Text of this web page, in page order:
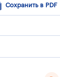
Сохранить в PDF